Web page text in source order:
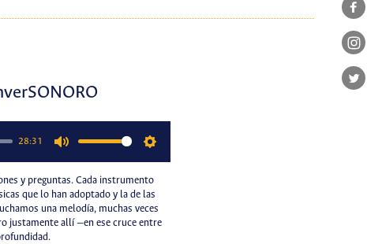
28:31
y preguntas. Cada instrumento
que lo han adoptado y la de las
una melodía, muchas veces
justamente allí —en ese cruce entre